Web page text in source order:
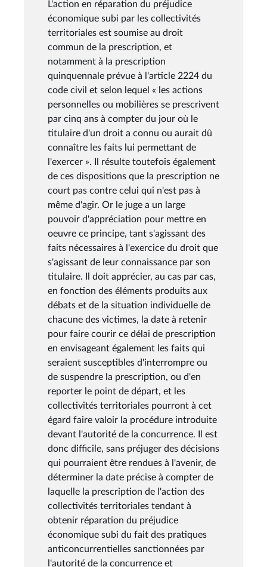
L'action en réparation du préjudice
économique subi par les collectivités
territoriales est soumise au droit
commun de la prescription, et
notamment à la prescription
quinquennale prévue à l'article 2224 du
code civil et selon lequel « les actions
personnelles ou mobilières se prescrivent
par cinq ans à compter du jour où le
titulaire d'un droit a connu ou aurait dû
connaître les faits lui permettant de
l'exercer ». Il résulte toutefois également
de ces dispositions que la prescription ne
court pas contre celui qui n'est pas à
même d'agir. Or le juge a un large
pouvoir d'appréciation pour mettre en
oeuvre ce principe, tant s'agissant des
faits nécessaires à l'exercice du droit que
s'agissant de leur connaissance par son
titulaire. Il doit apprécier, au cas par cas,
en fonction des éléments produits aux
débats et de la situation individuelle de
chacune des victimes, la date à retenir
pour faire courir ce délai de prescription
en envisageant également les faits qui
seraient susceptibles d'interrompre ou
de suspendre la prescription, ou d'en
reporter le point de départ, et les
collectivités territoriales pourront à cet
égard faire valoir la procédure introduite
devant l'autorité de la concurrence. Il est
donc difficile, sans préjuger des décisions
qui pourraient être rendues à l'avenir, de
déterminer la date précise à compter de
laquelle la prescription de l'action des
collectivités territoriales tendant à
obtenir réparation du préjudice
économique subi du fait des pratiques
anticoncurrentielles sanctionnées par
l'autorité de la concurrence et